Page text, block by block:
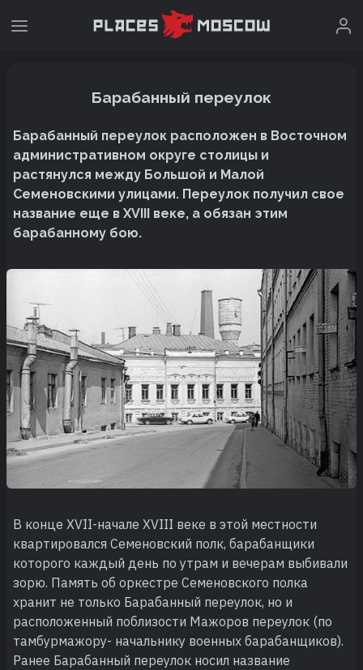
Барабанный переулок
Барабанный переулок расположен в Восточном
административном округе столицы и
растянулся между Большой и Малой
Семеновскими улицами. Переулок получил свое
название еще в XVIII веке, а обязан этим
барабанному бою.
В конце XVII-начале XVIII веке в этой местности
квартировался Семеновский полк, барабанщики
которого каждый день по утрам и вечерам выбивали
зорю. Память об оркестре Семеновского полка
хранит не только Барабанный переулок, но и
расположенный поблизости Мажоров переулок (по
тамбурмажору- начальнику военных барабанщиков).
Ранее Барабанный переулок носил название